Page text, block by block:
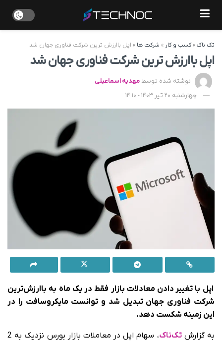
تک ناک»کسب و کار » شرکت ها » اپل با‌ارزش‌ ترین شرکت فناوری جهان شد
اپل با‌ارزش‌ ترین شرکت فناوری جهان شد
نوشته شده توسط مهدیه اسماعیلی
چهارشنبه 20 تیر 1403 - 14:10
اپل با تغییر دادن معادلات بازار فقط در یک ماه به با‌ارزش‌ترین
شرکت فناوری جهان تبدیل شد و توانست مایکروسافت را در
این زمینه شکست دهد.
به گزارشتک‌ناک
، سهام اپل در معاملات بازار بورس نزدیک به 2